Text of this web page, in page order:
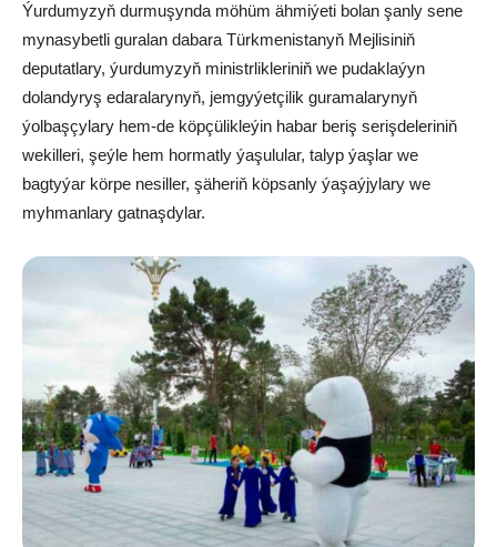
Ýurdumyzyň durmuşynda möhüm ähmiýeti bolan şanly sene
mynasybetli guralan dabara Türkmenistanyň Mejlisiniň
deputatlary, ýurdumyzyň ministrlikleriniň we pudaklaýyn
dolandyryş edaralarynyň, jemgyýetçilik guramalarynyň
ýolbaşçylary hem-de köpçülikleýin habar beriş serişdeleriniň
wekilleri, şeýle hem hormatly ýaşulular, talyp ýaşlar we
bagtyýar körpe nesiller, şäheriň köpsanly ýaşaýjylary we
myhmanlary gatnaşdylar.